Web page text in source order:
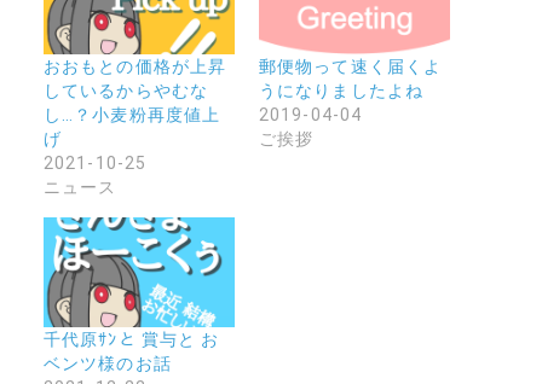
おおもとの価格が上昇
しているからやむな
し…？小麦粉再度値上
げ
2021-10-25
ニュース
郵便物って速く届くよ
うになりましたよね
2019-04-04
ご挨拶
千代原ｻﾝと 賞与と お
ベンツ様のお話